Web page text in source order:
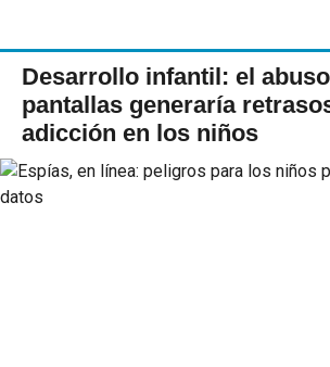
Desarrollo infantil: el
pantallas generaría
adicción en los niños